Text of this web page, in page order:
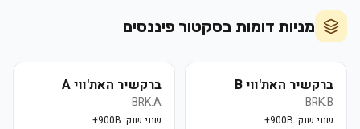
מניות דומות בסקטור פיננסים
ברקשיר האת'ווי B
BRK.B
שווי שוק: 900B+
ברקשיר האת'ווי A
BRK.A
שווי שוק: 900B+